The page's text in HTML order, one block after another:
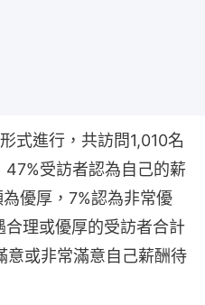
式進行，共訪問1,010名
受訪者認為自己的薪
優厚，7%認為非常優
理或優厚的受訪者合計
或非常滿意自己薪酬待